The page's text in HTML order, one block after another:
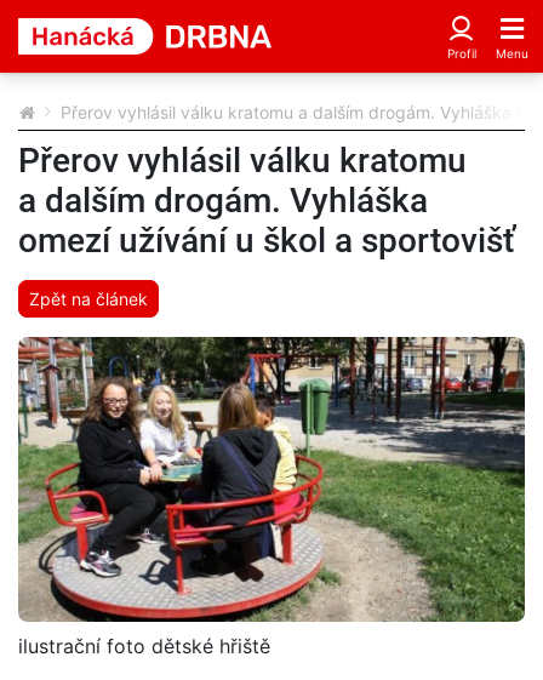
Přerov vyhlásil válku kratomu a dalším drogám. Vyhláška
Přerov vyhlásil válku kratomu
a dalším drogám. Vyhláška
omezí užívání u škol a sportovišť
Zpět na článek
ilustrační foto dětské hřiště